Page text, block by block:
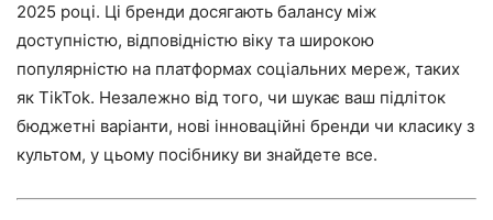
2025 році. Ці бренди досягають балансу між
доступністю, відповідністю віку та широкою
популярністю на платформах соціальних мереж, таких
як TikTok. Незалежно від того, чи шукає ваш підліток
бюджетні варіанти, нові інноваційні бренди чи класику з
культом, у цьому посібнику ви знайдете все.